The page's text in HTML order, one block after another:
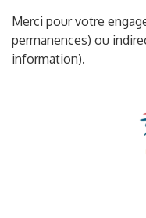
Merci pour votre
permanences) ou
information).